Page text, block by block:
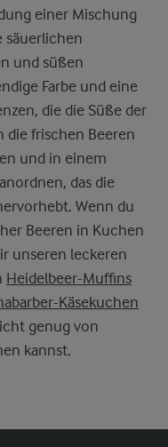
einer Mischung
säuerlichen
und süßen
Farbe und eine
die die Süße der
die frischen Beeren
und in einem
das die
Wenn du
Beeren in Kuchen
unseren leckeren
Heidelbeer-Muffins
Käsekuchen
genug von
kannst.